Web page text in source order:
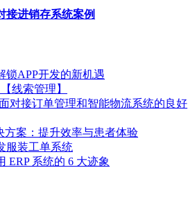
接进销存系统案例
锁APP开发的新机遇
线索管理】
对接订单管理和智能物流系统的良好
方案：提升效率与患者体验
服装工单系统
ERP 系统的 6 大迹象